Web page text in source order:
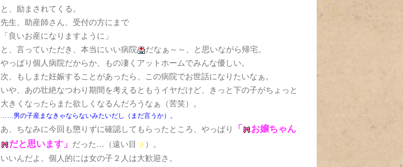
と、励まされてくる。
先生、助産師さん、受付の方にまで
「良いお産になりますように」
と、言っていただき、本当にいい病院
だなぁ～～、と思いながら帰宅。
やっぱり個人病院だからか、もの凄くアットホームでみんな優しい。
次、もしまた妊娠することがあったら、この病院でお世話になりたいなぁ。
いや、あの壮絶なつわり期間を考えるともうイヤだけど、きっと下の子がちょっと
大きくなったらまた欲しくなるんだろうなぁ（苦笑）。
……男の子産まなきゃならないみたいだし（まだ言うか）。
あ、ちなみに今回も懲りずに確認してもらったところ、やっぱり 「
お嬢ちゃん
だと思います」
だった…（遠い目
）。
いいんだよ。個人的には女の子２人は大歓迎さ。